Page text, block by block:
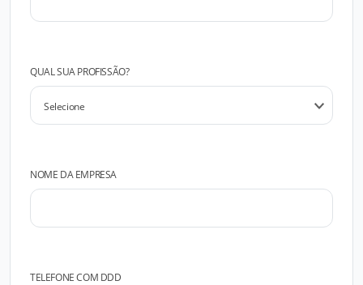
QUAL SUA PROFISSÃO?
NOME DA EMPRESA
TELEFONE COM DDD